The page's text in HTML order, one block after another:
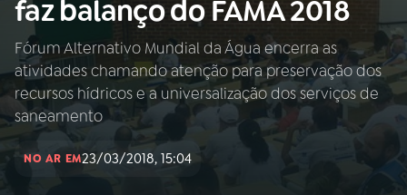
Rádio
Nacional
Buscar
AO VIVO
01
faz balanço do FAMA 2018
Fórum Alternativo Mundial da Água encerra as
atividades chamando atenção para preservação dos
recursos hídricos e a universalização dos serviços de
saneamento
NO AR EM23/03/2018, 15:04